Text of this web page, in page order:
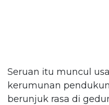
Seruan itu muncul
kerumunan
berunjuk rasa di